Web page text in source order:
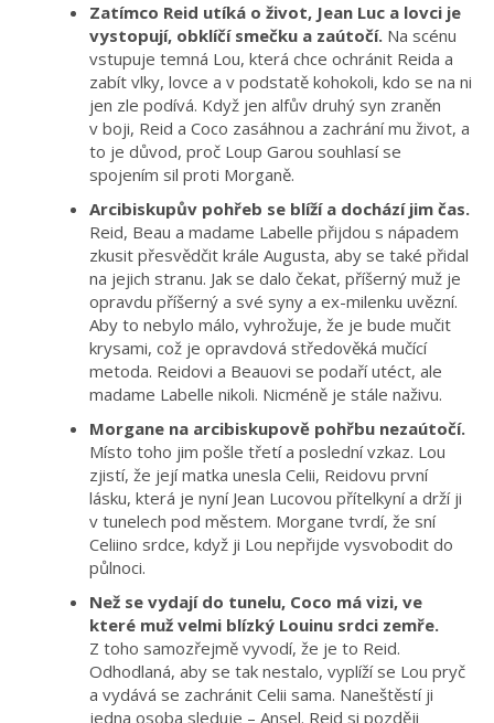
Zatímco Reid utíká o život, Jean Luc a lovci je
vystopují, obklíčí smečku a zaútočí. Na scénu
vstupuje temná Lou, která chce ochránit Reida a
zabít vlky, lovce a v podstatě kohokoli, kdo se na ni
jen zle podívá. Když jen alfův druhý syn zraněn
v boji, Reid a Coco zasáhnou a zachrání mu život, a
to je důvod, proč Loup Garou souhlasí se
spojením sil proti Morganě.
Arcibiskupův pohřeb se blíží a dochází jim čas.
Reid, Beau a madame Labelle přijdou s nápadem
zkusit přesvědčit krále Augusta, aby se také přidal
na jejich stranu. Jak se dalo čekat, příšerný muž je
opravdu příšerný a své syny a ex-milenku uvězní.
Aby to nebylo málo, vyhrožuje, že je bude mučit
krysami, což je opravdová středověká mučící
metoda. Reidovi a Beauovi se podaří utéct, ale
madame Labelle nikoli. Nicméně je stále naživu.
Morgane na arcibiskupově pohřbu nezaútočí.
Místo toho jim pošle třetí a poslední vzkaz. Lou
zjistí, že její matka unesla Celii, Reidovu první
lásku, která je nyní Jean Lucovou přítelkyní a drží ji
v tunelech pod městem. Morgane tvrdí, že sní
Celiino srdce, když ji Lou nepřijde vysvobodit do
půlnoci.
Než se vydají do tunelu, Coco má vizi, ve
které muž velmi blízký Louinu srdci zemře.
Z toho samozřejmě vyvodí, že je to Reid.
Odhodlaná, aby se tak nestalo, vyplíží se Lou pryč
a vydává se zachránit Celii sama. Naneštěstí ji
jedna osoba sleduje – Ansel. Reid si později